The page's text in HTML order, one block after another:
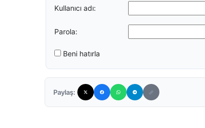
Kullanıcı adı:
Parola:
Beni hatırla
Paylaş: